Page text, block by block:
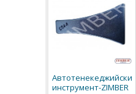
Автотенекеджийски
инструмент-ZIMBER